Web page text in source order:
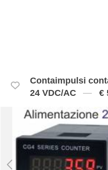
Contaimpulsi
24 VDC/AC
€